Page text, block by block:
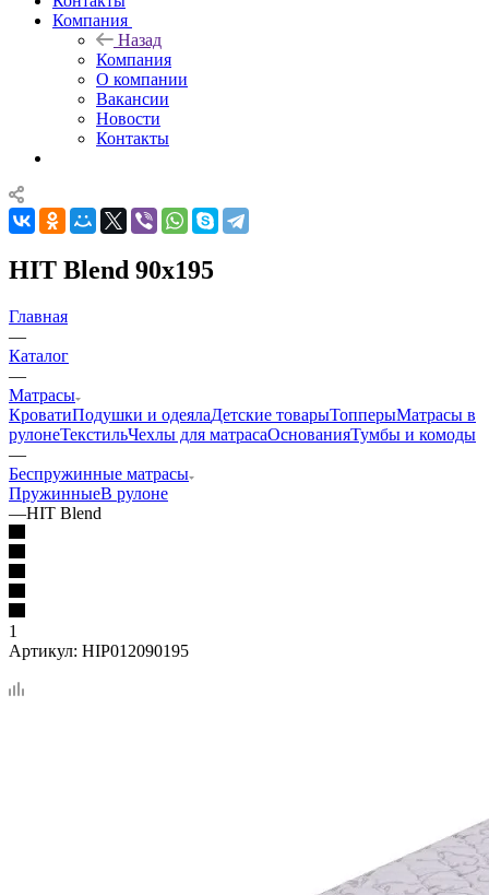
Компания
Назад
Компания
О компании
Вакансии
Новости
Контакты
HIT Blend 90x195
Главная
—
Каталог
—
Матрасы
КроватиПодушки и одеялаДетские товарыТопперыМатрасы в
рулонеТекстильЧехлы для матрасаОснованияТумбы и комоды
—
Беспружинные матрасы
ПружинныеВ рулоне
—HIT Blend
1
Артикул: HIP012090195